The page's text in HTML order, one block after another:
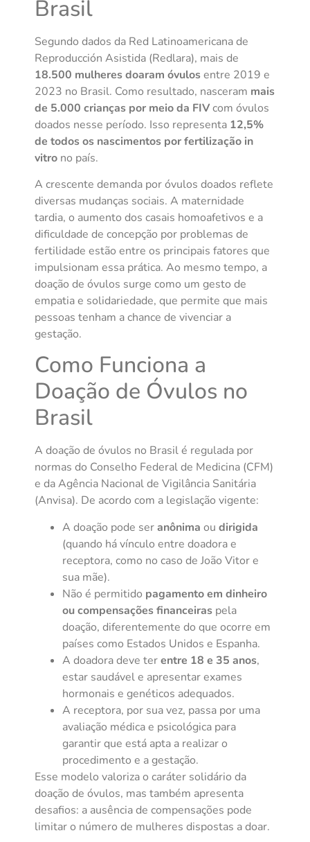
Brasil
Segundo dados da Red Latinoamericana de
Reproducción Asistida (Redlara), mais de
18.500 mulheres doaram óvulosentre 2019 e
2023 no Brasil. Como resultado, nasceram mais
de 5.000 crianças por meio da FIVcom óvulos
doados nesse período. Isso representa 12,5%
de todos os nascimentos por fertilização in
vitro no país.
A crescente demanda por óvulos doados reflete
diversas mudanças sociais. A maternidade
tardia, o aumento dos casais homoafetivos e a
dificuldade de concepção por problemas de
fertilidade estão entre os principais fatores que
impulsionam essa prática. Ao mesmo tempo, a
doação de óvulos surge como um gesto de
empatia e solidariedade, que permite que mais
pessoas tenham a chance de vivenciar a
gestação.
Como Funciona a
Doação de Óvulos no
Brasil
A doação de óvulos no Brasil é regulada por
normas do Conselho Federal de Medicina (CFM)
e da Agência Nacional de Vigilância Sanitária
(Anvisa). De acordo com a legislação vigente:
A doação pode seranônima ou dirigida
(quando há vínculo entre doadora e
receptora, como no caso de João Vitor e
sua mãe).
Não é permitido pagamento em dinheiro
ou compensações financeiras pela
doação, diferentemente do que ocorre em
países como Estados Unidos e Espanha.
A doadora deve terentre 18 e 35 anos,
estar saudável e apresentar exames
hormonais e genéticos adequados.
A receptora, por sua vez, passa por uma
avaliação médica e psicológica para
garantir que está apta a realizar o
procedimento e a gestação.
Esse modelo valoriza o caráter solidário da
doação de óvulos, mas também apresenta
desafios: a ausência de compensações pode
limitar o número de mulheres dispostas a doar.